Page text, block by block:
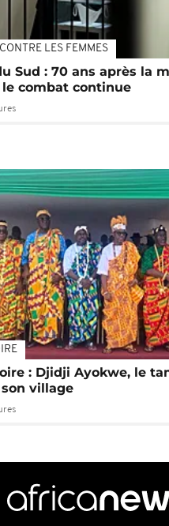
LES FEMMES
Sud : 70 ans après la
combat continue
: Djidji Ayokwe, le
village